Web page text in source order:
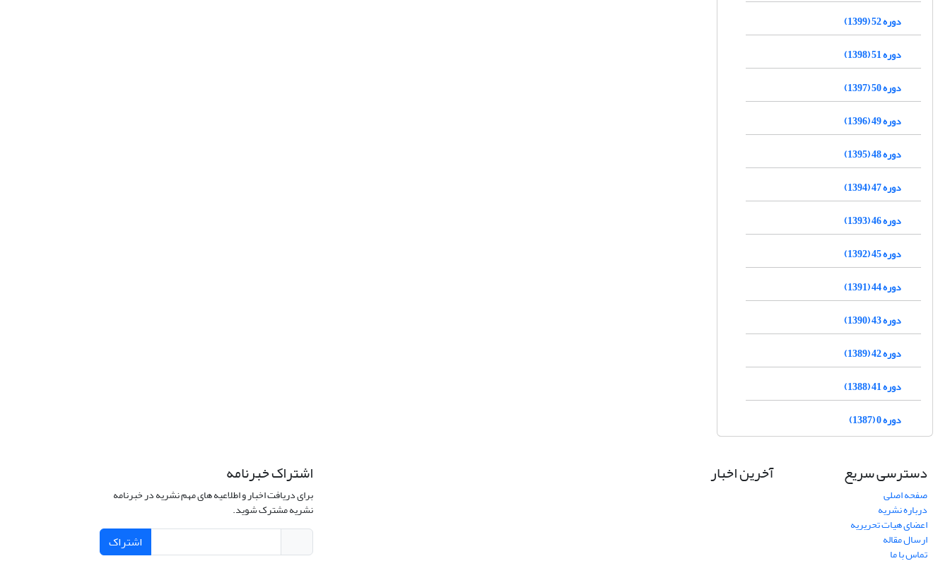
دوره 52 (1399)
دوره 51 (1398)
دوره 50 (1397)
دوره 49 (1396)
دوره 48 (1395)
دوره 47 (1394)
دوره 46 (1393)
دوره 45 (1392)
دوره 44 (1391)
دوره 43 (1390)
دوره 42 (1389)
دوره 41 (1388)
دوره 0 (1387)
دسترسی سریع
صفحه اصلی
درباره نشریه
اعضای هیات تحریریه
ارسال مقاله
تماس با ما
آخرین اخبار اشتراک خبرنامه
برای دریافت اخبار و اطلاعیه های مهم نشریه در خبرنامه
نشریه مشترک شوید.
اشتراک